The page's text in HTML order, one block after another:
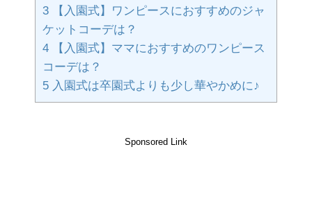
3 【入園式】ワンピースにおすすめのジャ
ケットコーデは？
4 【入園式】ママにおすすめのワンピース
コーデは？
5 入園式は卒園式よりも少し華やかめに♪
Sponsored Link